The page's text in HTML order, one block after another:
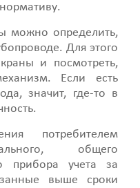
можно определить,
Для этого
и посмотреть,
Если есть
значит, где-то в
потребителем
общего
прибора учета за
выше сроки